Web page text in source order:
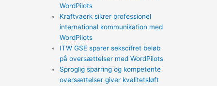
WordPilots
Kraftvaerk sikrer professionel
international kommunikation med
WordPilots
ITW GSE sparer sekscifret beløb
på oversættelser med WordPilots
Sproglig sparring og kompetente
oversættelser giver kvalitetsløft